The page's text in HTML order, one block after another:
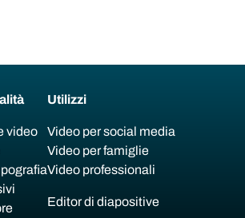
video
Utilizzi
Video per social media
Video per famiglie
Video professionali
Editor di diapositive